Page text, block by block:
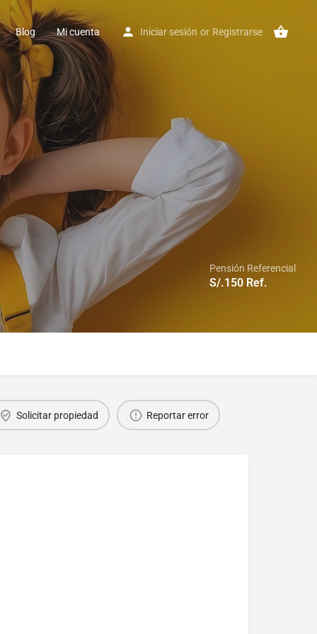
Blog Mi cuenta Iniciar sesión or Registrarse
Pensión Referencial
S/.150 Ref.
Solicitar propiedad Reportar error